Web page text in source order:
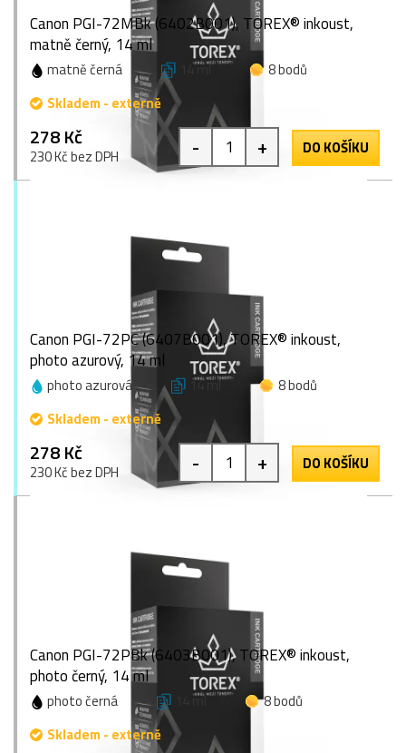
Canon PGI-72MBk (6402B001), TOREX® inkoust,
matně černý, 14 ml
matně černá 14 ml
8 bodů
Skladem - externě
278 Kč
230 Kč bez DPH - + DO KOŠÍKU
Canon PGI-72PC (6407B001), TOREX® inkoust,
photo azurový, 14 ml
photo azurová 14 ml
8 bodů
Skladem - externě
278 Kč
230 Kč bez DPH - + DO KOŠÍKU
Canon PGI-72PBk (6403B001), TOREX® inkoust,
photo černý, 14 ml
photo černá 14 ml
8 bodů
Skladem - externě